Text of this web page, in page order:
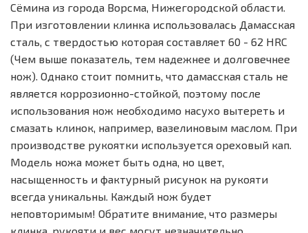
Сёмина из города Ворсма, Нижегородской области.
При изготовлении клинка использовалась Дамасская
сталь, с твердостью которая составляет 60 - 62 HRC
(Чем выше показатель, тем надежнее и долговечнее
нож). Однако стоит помнить, что дамасская сталь не
является коррозионно-стойкой, поэтому после
использования нож необходимо насухо вытереть и
смазать клинок, например, вазелиновым маслом. При
производстве рукоятки используется ореховый кап.
Модель ножа может быть одна, но цвет,
насыщенность и фактурный рисунок на рукояти
всегда уникальны. Каждый нож будет
неповторимым! Обратите внимание, что размеры
клинка, рукояти и вес могут незначительно